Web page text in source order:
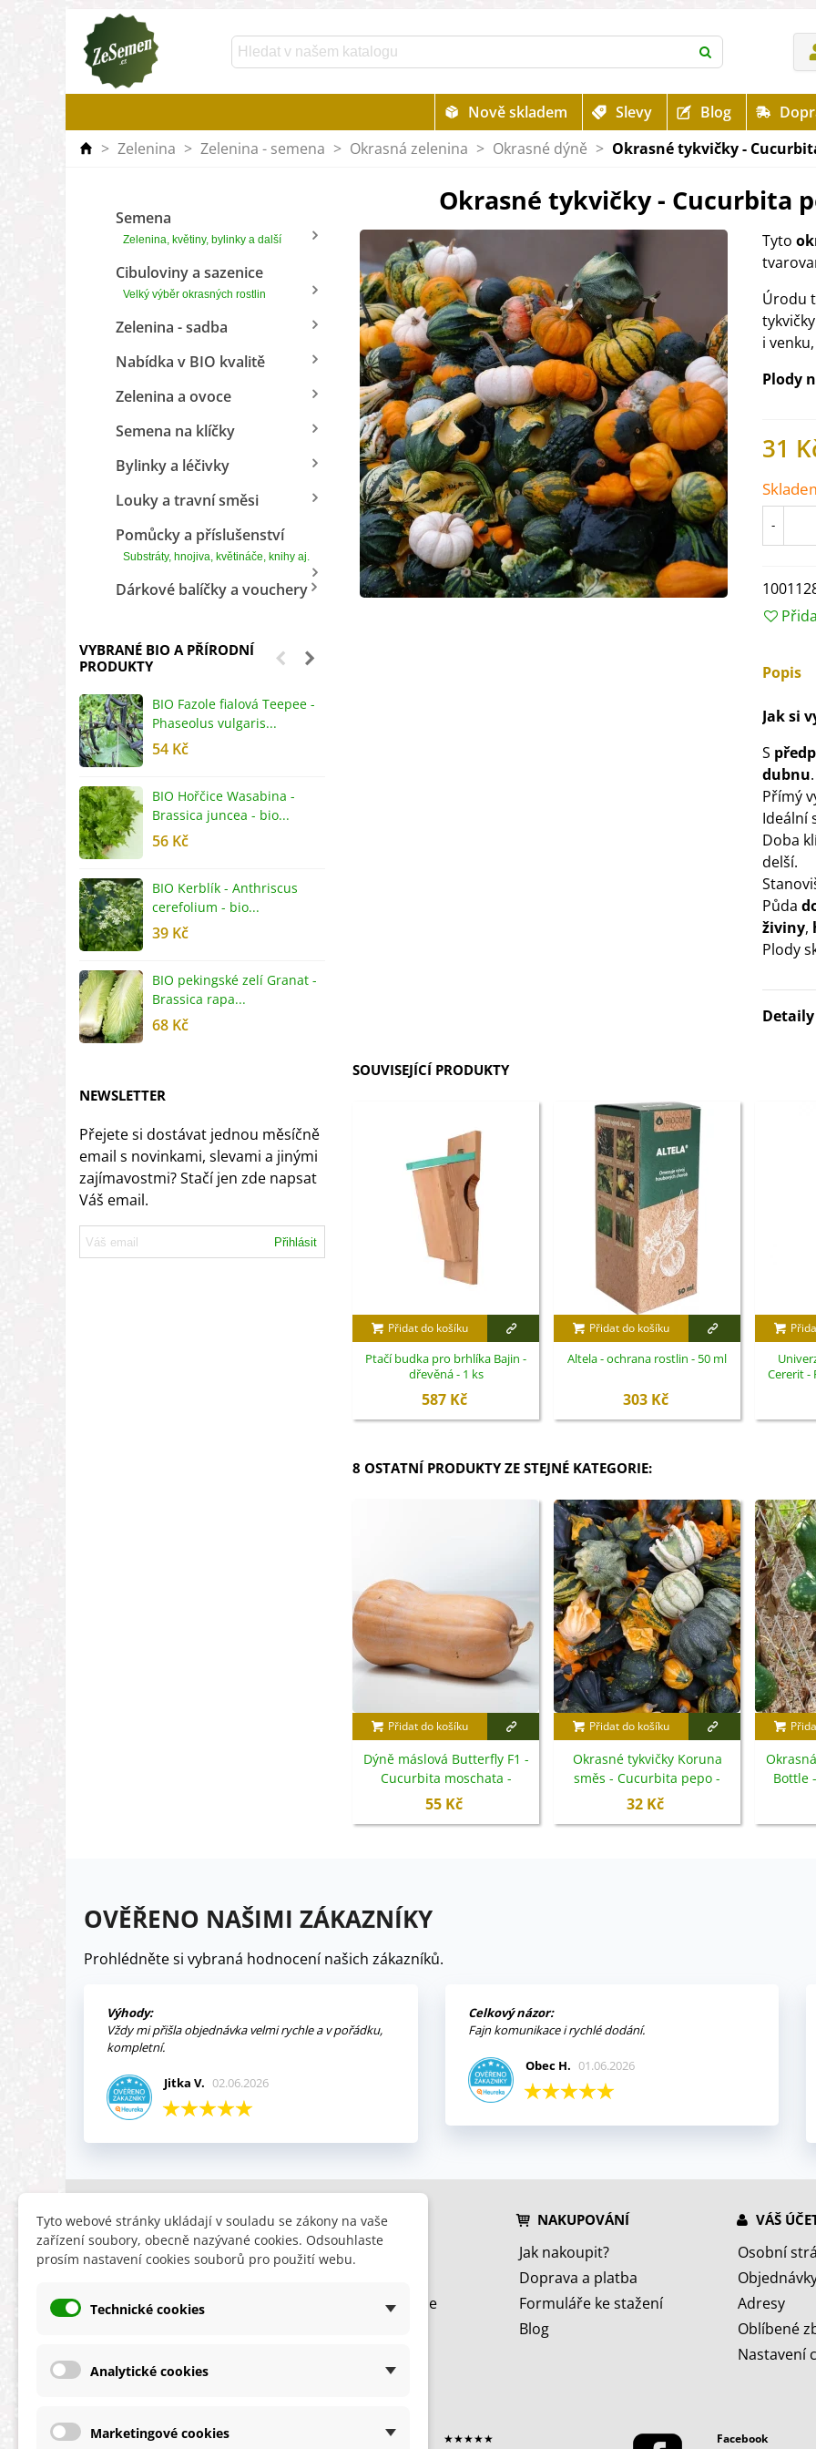
Nově skladem Slevy Blog
> Zelenina > Zelenina - semena > Okrasná zelenina > Okrasné dýně > Okrasné tykvičky -
Semena
Zelenina, květiny, bylinky a další
Cibuloviny a sazenice
Velký výběr okrasných rostlin
Zelenina - sadba
Nabídka v BIO kvalitě
Zelenina a ovoce
Semena na klíčky
Bylinky a léčivky
Louky a travní směsi
Pomůcky a příslušenství
Substráty, hnojiva, květináče, knihy aj.
Dárkové balíčky a vouchery
VYBRANÉ BIO A PŘÍRODNÍ
PRODUKTY
BIO Fazole fialová Teepee -
Phaseolus vulgaris...
54 Kč
BIO Hořčice Wasabina -
Brassica juncea - bio...
56 Kč
BIO Kerblík - Anthriscus
cerefolium - bio...
39 Kč
BIO pekingské zelí Granat -
Brassica rapa...
68 Kč
NEWSLETTER
Přejete si dostávat jednou měsíčně
email s novinkami, slevami a jinými
zajímavostmi? Stačí jen zde napsat
Váš email.
Přihlásit
Okrasné tykvičky - Cucurbita
Tyto
Úrodu
i
Plody
31
-
Popis
Jak si
S
dubnu.
Přímý
Ideální
Doba
delší.
Půda
živiny,
Plody
SOUVISEJÍCÍ PRODUKTY
Přidat do košíku
Ptačí budka pro brhlíka Bajin -
dřevěná - 1 ks
587 Kč
Přidat do košíku
Altela - ochrana rostlin - 50 ml
303 Kč
Cererit -
8 OSTATNÍ PRODUKTY ZE STEJNÉ KATEGORIE:
Přidat do košíku
Dýně máslová Butterfly F1 -
Cucurbita moschata -
semena - 6 ks
55 Kč
Přidat do košíku
Okrasné tykvičky Koruna
směs - Cucurbita pepo -
semena - 40 ks
32 Kč
Bottle
OVĚŘENO NAŠIMI ZÁKAZNÍKY
Prohlédněte si vybraná hodnocení našich zákazníků.
Výhody:
Vždy mi přišla objednávka velmi rychle a v pořádku,
kompletní.
Jitka V. 02.06.2026
Celkový názor:
Fajn komunikace i rychlé dodání.
Obec H. 01.06.2026
INFORMACE
Obchodní podmínky
Ochrana osobních údajů
HLEDÁTE
Slevy
Nyní doporučujeme
NAKUPOVÁNÍ
Jak nakoupit?
Doprava a platba
Formuláře ke stažení
Blog
VÁŠ
Osobní
Adresy
Oblíbené
Nastavení
★★★★★
★★★★★
Facebook
Tyto webové stránky ukládají v souladu se zákony na vaše
zařízení soubory, obecně nazývané cookies. Odsouhlaste
prosím nastavení cookies souborů pro použití webu.
Technické cookies
Analytické cookies
Marketingové cookies